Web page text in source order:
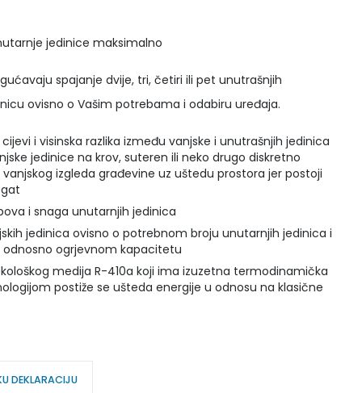
jedinice maksimalno
spajanje dvije, tri, četiri ili pet unutrašnjih
ovisno o Vašim potrebama i odabiru uređaja.
i visinska razlika između vanjske i unutrašnjih jedinica
jedinice na krov, suteren ili neko drugo diskretno
izgleda građevine uz uštedu prostora jer postoji
i snaga unutarnjih jedinica
jedinica ovisno o potrebnom broju unutarnjih jedinica i
ogrjevnom kapacitetu
medija R-410a koji ima izuzetna termodinamička
postiže se ušteda energije u odnosu na klasične
DEKLARACIJU